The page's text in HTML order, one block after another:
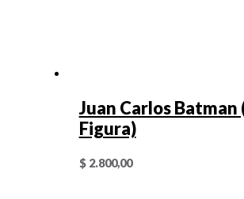
Juan Carlos Batman
Figura)
$2.800,00